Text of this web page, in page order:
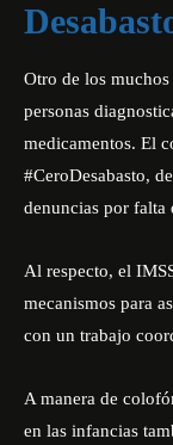
Otro de los
personas
medicamentos. El
#CeroDesabasto,
denuncias por falta
Al respecto, el
mecanismos para
con un trabajo
A manera de
en las infancias